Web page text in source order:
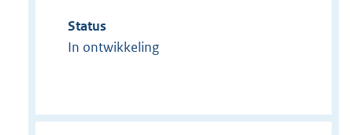
Status
In ontwikkeling